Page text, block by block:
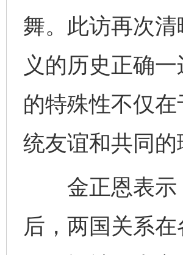
舞。此访再次
义的历史正确
的特殊性不仅
统友谊和共同
金正恩表示
后，两国关系